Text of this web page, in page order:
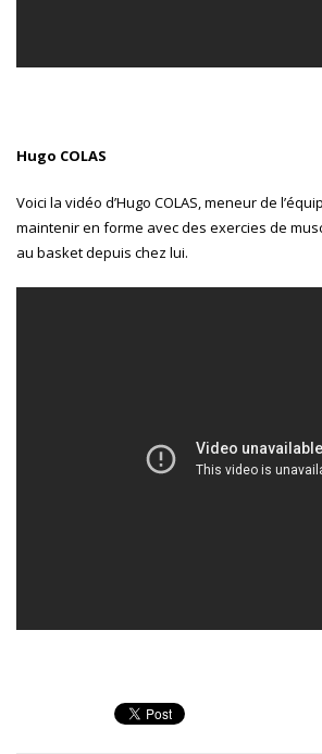
Hugo COLAS
Voici la vidéo d’Hugo COLAS, meneur de
maintenir en forme avec des exercies de
au basket depuis chez lui.